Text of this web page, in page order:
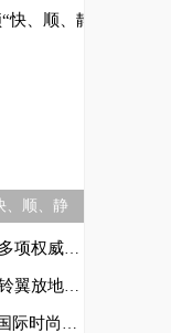
、顺、静
共赴纯电之约
开创新标杆
合作第一站